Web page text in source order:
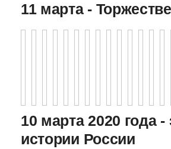
11 марта -
10 марта 2020 года
истории России